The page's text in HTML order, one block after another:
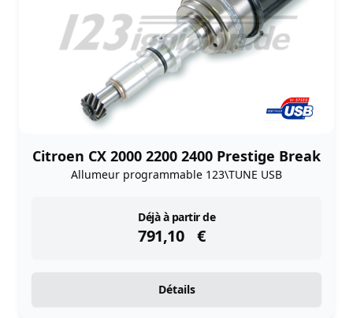
Citroen CX 2000 2200 2400 Prestige Break
Allumeur programmable 123\TUNE USB
Déjà à partir de
791,10 €
instock
Détails